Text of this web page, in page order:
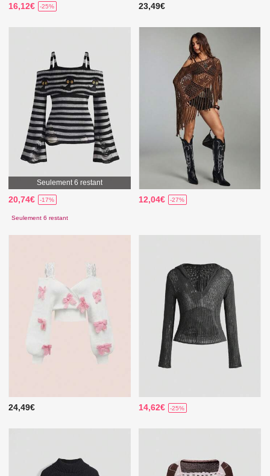
16,12€ -25% 23,49€
Seulement 6 restant
20,74€ -17%
Seulement 6 restant
12,04€ -27%
24,49€ 14,62€ -25%